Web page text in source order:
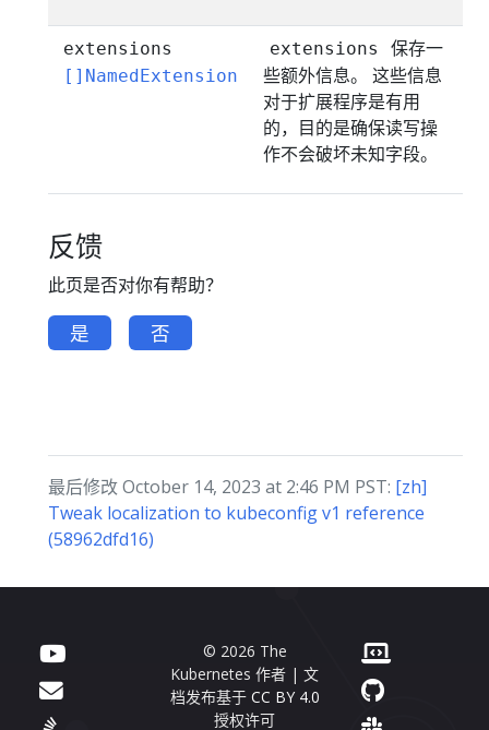
extensions
[]NamedExtension
extensions
保存一
些额外信息。 这些信息
对于扩展程序是有用
的，目的是确保读写操
作不会破坏未知字段。
反馈
此页是否对你有帮助？
是 否
最后修改 October 14, 2023 at 2:46 PM PST: [zh]
Tweak localization to kubeconfig v1 reference
(58962dfd16)
© 2026 The
Kubernetes 作者 | 文
档发布基于 CC BY 4.0
授权许可